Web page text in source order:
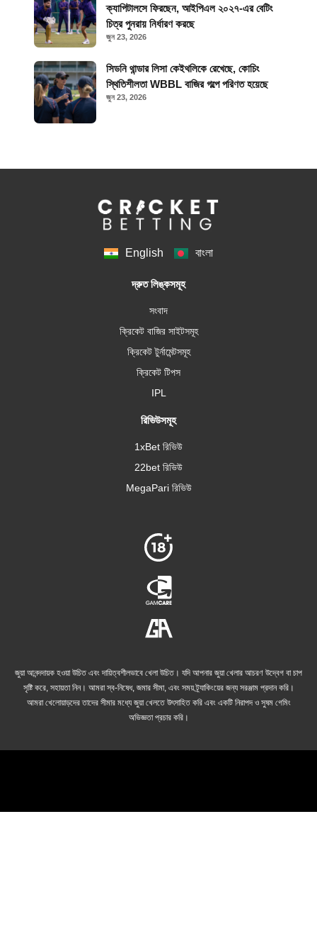
ক্যাপিটালসে ফিরছেন, আইপিএল ২০২৭-এর বেটিং
চিত্র পুনরায় নির্ধারণ করছে
জুন 23, 2026
সিডনি থান্ডার লিসা কেইথলিকে রেখেছে, কোচিং
স্থিতিশীলতা WBBL বাজির গল্পে পরিণত হয়েছে
জুন 23, 2026
English বাংলা
দ্রুত লিঙ্কসমূহ
সংবাদ
ক্রিকেট বাজির সাইটসমূহ
ক্রিকেট টুর্নামেন্টসমূহ
ক্রিকেট টিপস
IPL
রিভিউসমূহ
1xBet রিভিউ
22bet রিভিউ
MegaPari রিভিউ
জুয়া আনন্দদায়ক হওয়া উচিত এবং দায়িত্বশীলভাবে খেলা উচিত। যদি আপনার জুয়া খেলার আচরণ উদ্বেগ বা চাপ
সৃষ্টি করে, সহায়তা নিন। আমরা স্ব-নিষেধ, জমার সীমা, এবং সময় ট্র্যাকিংয়ের জন্য সরঞ্জাম প্রদান করি।
আমরা খেলোয়াড়দের তাদের সীমার মধ্যে জুয়া খেলতে উৎসাহিত করি এবং একটি নিরাপদ ও সুষম গেমিং
অভিজ্ঞতা প্রচার করি।